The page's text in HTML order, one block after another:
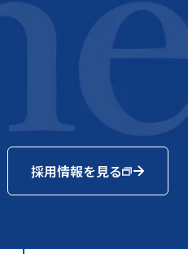
採用情報を見る